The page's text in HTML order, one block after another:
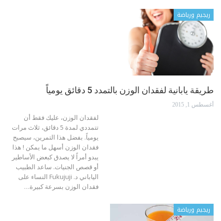
ريجيم ورياضة
طريقة يابانية لفقدان الوزن بالتمدد 5 دقائق يومياً
أغسطس 1, 2015
لفقدان الوزن، عليك فقط أن
تتمددي لمدة 5 دقائق، ثلاث مرات
يومياً. بفضل هذا التمرين، سيصبح
فقدان الوزن أسهل ما يمكن ! هذا
يبدو أمراً لا يصدق كبعض الأساطير
أو قصص الجنيات. ساعد الطبيب
الياباني د. Fukujuji النساء على
فقدان الوزن بسرعة كبيرة…
ريجيم ورياضة